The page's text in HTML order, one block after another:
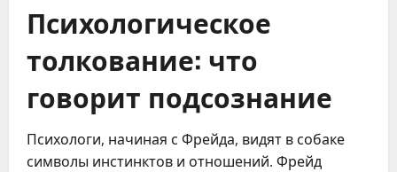
Психологическое
толкование: что
говорит подсознание
Психологи, начиная с Фрейда, видят в собаке
символы инстинктов и отношений. Фрейд